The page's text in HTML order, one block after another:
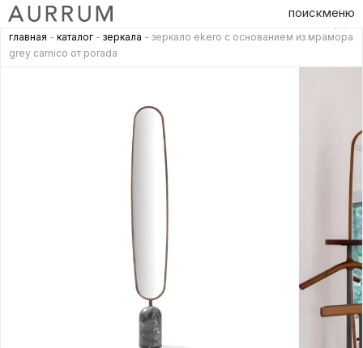
поискменю
главная - каталог - зеркала - зеркало ekero с основанием из мрамора
grey carnico от porada